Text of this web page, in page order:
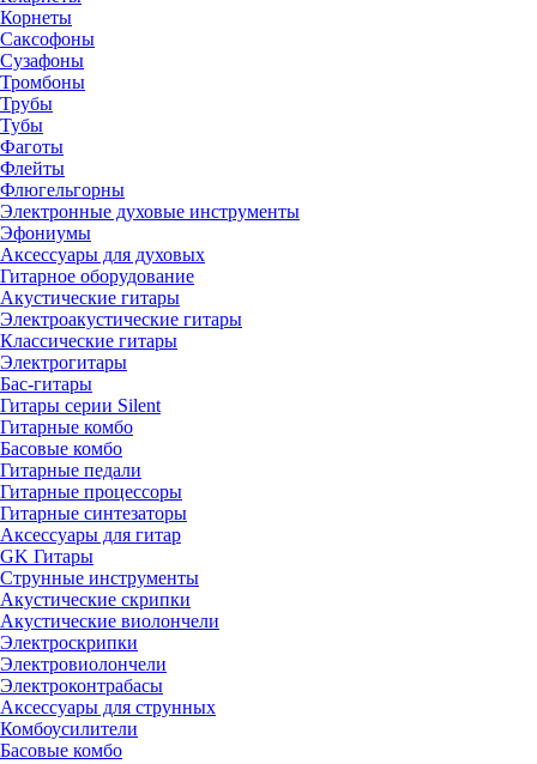
Корнеты
Саксофоны
Сузафоны
Тромбоны
Трубы
Тубы
Фаготы
Флейты
Флюгельгорны
Электронные духовые инструменты
Эфониумы
Аксессуары для духовых
Гитарное оборудование
Акустические гитары
Электроакустические гитары
Классические гитары
Электрогитары
Бас-гитары
Гитары серии Silent
Гитарные комбо
Басовые комбо
Гитарные педали
Гитарные процессоры
Гитарные синтезаторы
Аксессуары для гитар
GK Гитары
Струнные инструменты
Акустические скрипки
Акустические виолончели
Электроскрипки
Электровиолончели
Электроконтрабасы
Аксессуары для струнных
Комбоусилители
Басовые комбо